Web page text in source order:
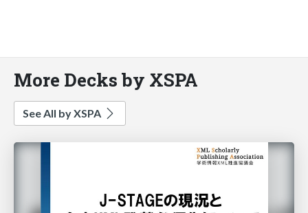
More Decks by XSPA
See All by XSPA